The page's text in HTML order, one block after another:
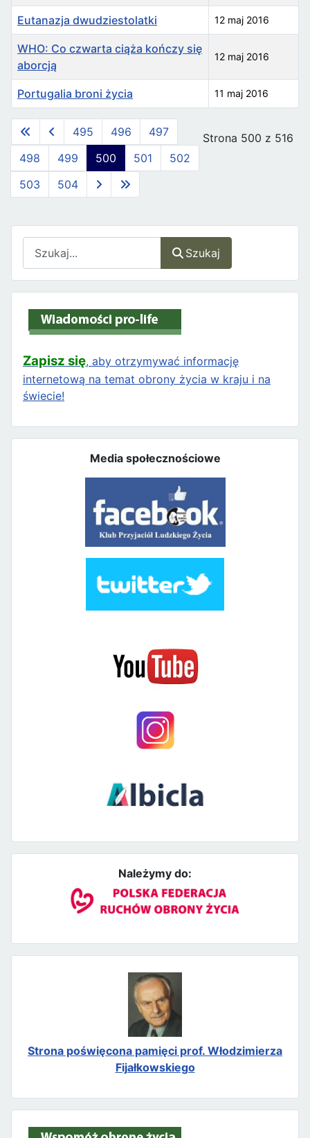
Szukaj
Zapisz się, aby otrzymywać informację
internetową na temat obrony życia w kraju i na
świecie!
Media społecznościowe
Należymy do:
Strona poświęcona pamięci prof. Włodzimierza
Fijałkowskiego
Spis artykułów
Eutanazja dwudziestolatki 12 maj 2016
WHO: Co czwarta ciąża kończy się
aborcją
12 maj 2016
Portugalia broni życia 11 maj 2016
Strona 500 z 516
495 496
497
498
499 500 501
502
503
504